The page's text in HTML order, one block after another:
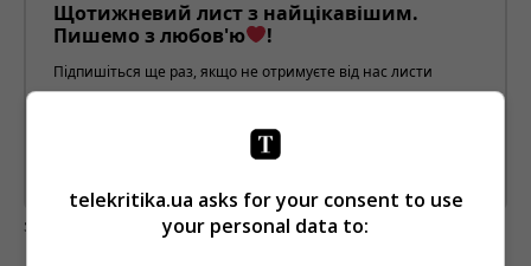
Щотижневий лист з найцікавішим.
Пишемо з любов'ю
!
Підпишіться ще раз, якщо не отримуєте від нас листи
загрузка...
telekritika.ua asks for your consent to use
your personal data to: